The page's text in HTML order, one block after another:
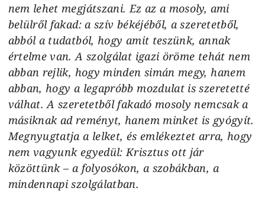
nem lehet megjátszani. Ez az a mosoly, ami
belülről fakad: a szív békéjéből, a szeretetből,
abból a tudatból, hogy amit teszünk, annak
értelme van. A szolgálat igazi öröme tehát nem
abban rejlik, hogy minden simán megy, hanem
abban, hogy a legapróbb mozdulat is szeretetté
válhat. A szeretetből fakadó mosoly nemcsak a
másiknak ad reményt, hanem minket is gyógyít.
Megnyugtatja a lelket, és emlékeztet arra, hogy
nem vagyunk egyedül: Krisztus ott jár
közöttünk – a folyosókon, a szobákban, a
mindennapi szolgálatban.